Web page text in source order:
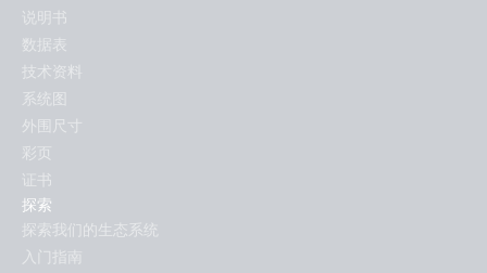
探索
探索我们的生态系统
入门指南
说明书
数据表
技术资料
系统图
外围尺寸
彩页
证书